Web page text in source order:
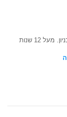
רופא מתמחה ומהנדס בוגר הטכניון. מעל 12 שנות